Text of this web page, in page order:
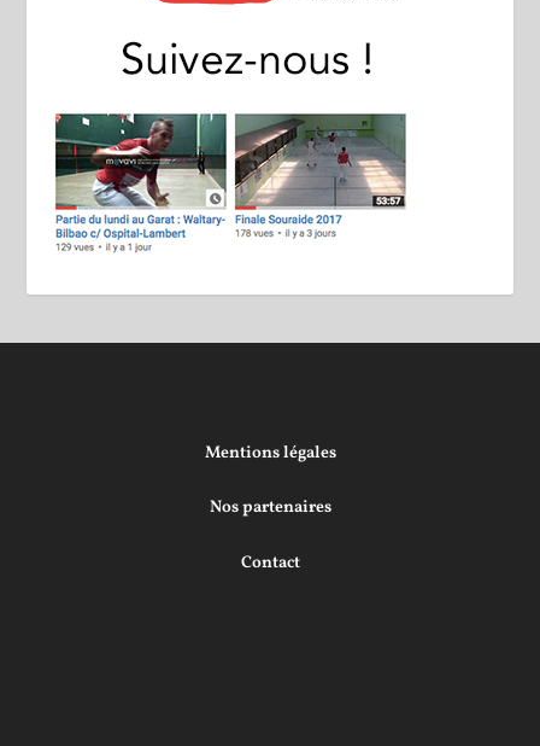
Mentions légales
Nos partenaires
Contact